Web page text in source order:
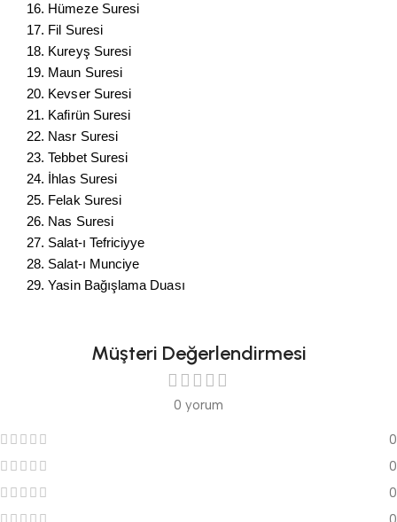
16. Hümeze Suresi
17. Fil Suresi
18. Kureyş Suresi
19. Maun Suresi
20. Kevser Suresi
21. Kafirün Suresi
22. Nasr Suresi
23. Tebbet Suresi
24. İhlas Suresi
25. Felak Suresi
26. Nas Suresi
27. Salat-ı Tefriciyye
28. Salat-ı Munciye
29. Yasin Bağışlama Duası
Müşteri Değerlendirmesi
0 yorum
0
0
0